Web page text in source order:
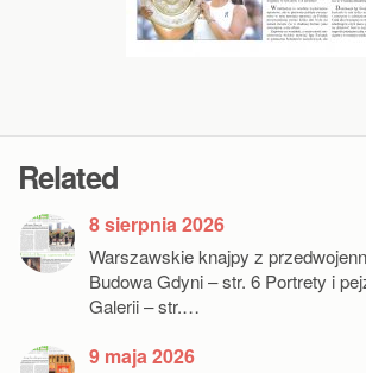
Related
8 sierpnia 2026
Warszawskie knajpy z
Budowa Gdyni – str. 6 Portrety i
Galerii – str.…
9 maja 2026